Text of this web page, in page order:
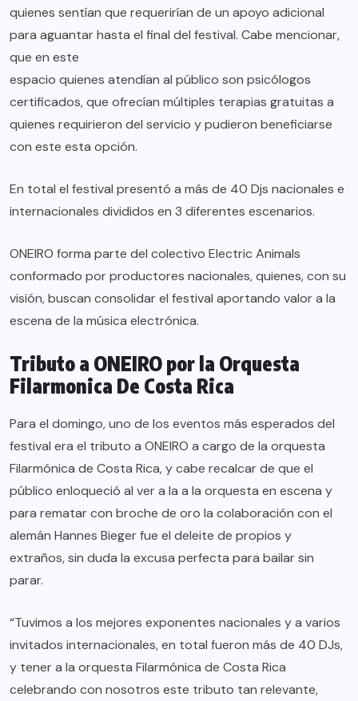
quienes sentían que requerirían de un apoyo adicional
para aguantar hasta el final del festival. Cabe mencionar,
que en este
espacio quienes atendían al público son psicólogos
certificados, que ofrecían múltiples terapias gratuitas a
quienes requirieron del servicio y pudieron beneficiarse
con este esta opción.
En total el festival presentó a más de 40 Djs nacionales e
internacionales divididos en 3 diferentes escenarios.
ONEIRO forma parte del colectivo Electric Animals
conformado por productores nacionales, quienes, con su
visión, buscan consolidar el festival aportando valor a la
escena de la música electrónica.
Tributo a ONEIRO por la Orquesta
Filarmonica De Costa Rica
Para el domingo, uno de los eventos más esperados del
festival era el tributo a ONEIRO a cargo de la orquesta
Filarmónica de Costa Rica, y cabe recalcar de que el
público enloqueció al ver a la a la orquesta en escena y
para rematar con broche de oro la colaboración con el
alemán Hannes Bieger fue el deleite de propios y
extraños, sin duda la excusa perfecta para bailar sin
parar.
“Tuvimos a los mejores exponentes nacionales y a varios
invitados internacionales, en total fueron más de 40 DJs,
y tener a la orquesta Filarmónica de Costa Rica
celebrando con nosotros este tributo tan relevante,